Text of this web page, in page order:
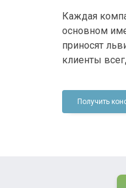
Каждая
основном
приносят
клиенты
Получить